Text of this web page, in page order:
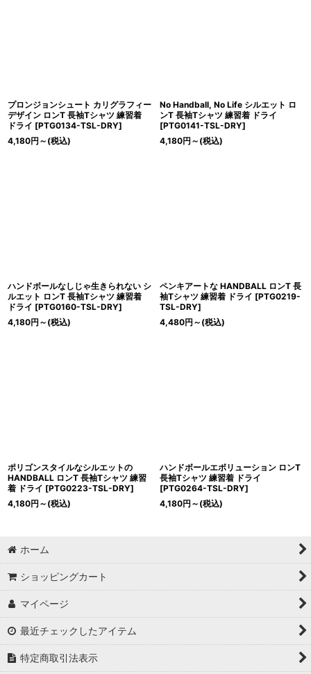
プロンジョンシュート カリグラフィー
デザイン ロンT 長袖Tシャツ 練習着
ドライ [PTG0134-TSL-DRY]
4,180円 ～ (税込)
No Handball, No Life シルエット ロ
ンT 長袖Tシャツ 練習着 ドライ
[PTG0141-TSL-DRY]
4,180円 ～ (税込)
ハンドボールなしじゃ生きられない シ
ルエット ロンT 長袖Tシャツ 練習着
ドライ [PTG0160-TSL-DRY]
4,180円 ～ (税込)
ペンキアートな HANDBALL ロンT 長
袖Tシャツ 練習着 ドライ [PTG0219-
TSL-DRY]
4,480円 ～ (税込)
ポリゴンスタイルなシルエットの
HANDBALL ロンT 長袖Tシャツ 練習
着 ドライ [PTG0223-TSL-DRY]
4,180円 ～ (税込)
ハンドボールエボリューション ロンT
長袖Tシャツ 練習着 ドライ
[PTG0264-TSL-DRY]
4,180円 ～ (税込)
ホーム
ショッピングカート
マイページ
最近チェックしたアイテム
特定商取引法表示